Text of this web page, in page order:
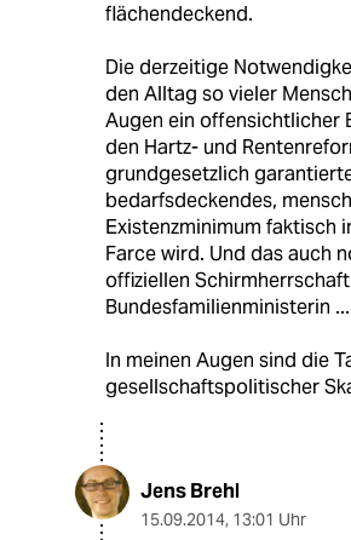
flächendeckend.
Die derzeitige
den Alltag so vieler
Augen ein offensichtlicher
den Hartz- und
grundgesetzlich
bedarfsdeckendes,
Existenzminimum faktisch
Farce wird. Und das auch
offiziellen
Bundesfamilienministerin ...
In meinen Augen sind die
gesellschaftspolitischer
Jens Brehl
15.09.2014, 13:01 Uhr